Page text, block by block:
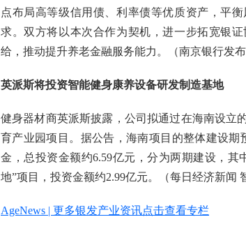
点布局高等级信用债、利率债等优质资产，平
求。双方将以本次合作为契机，进一步拓宽银
给，推动提升养老金融服务能力。（南京银行发布
英派斯将投资智能健身康养设备研发制造基地
健身器材商英派斯披露，公司拟通过在海南设立
育产业园项目。据公告，海南项目的整体建设
金，总投资金额约6.59亿元，分为两期建设，其
地”项目，投资金额约2.99亿元。（每日经济新闻
AgeNews | 更多银发产业资讯点击查看专栏